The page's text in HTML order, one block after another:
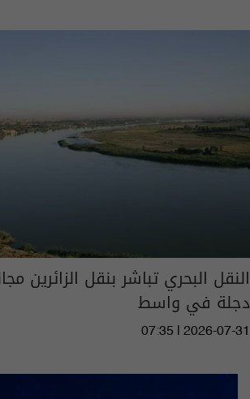
النقل البحري تباشر بنقل الزائرين
دجلة في واسط
07:35 | 2026-07-31